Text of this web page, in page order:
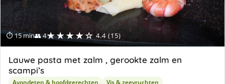
⏱ 15 min👥 4★★★★☆ 4.4 (15)
Lauwe pasta met zalm , gerookte zalm en
scampi’s
Avondeten & hoofdgerechten Vis & zeevruchten